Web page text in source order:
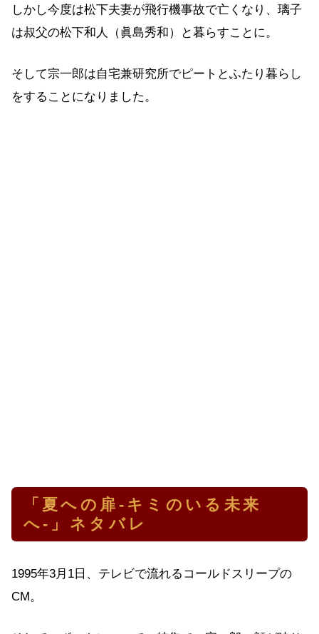
しかし今度は松下夫妻が飛行機事故で亡くなり、璃子
は叔父の松下和人（眞島秀和）と暮らすことに。
そして宗一郎は自宅兼研究所でピートとふたり暮らし
をすることになりました。
「夏への扉-キミのいる未来
へ-」ネタバレ
1995年3月1日、テレビで流れるコールドスリープの
CM。